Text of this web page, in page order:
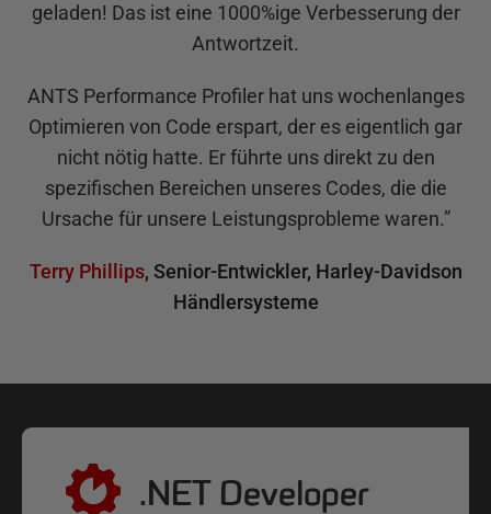
geladen! Das ist eine 1000%ige Verbesserung der
Antwortzeit.
ANTS Performance Profiler hat uns wochenlanges
Optimieren von Code erspart, der es eigentlich gar
nicht nötig hatte. Er führte uns direkt zu den
spezifischen Bereichen unseres Codes, die die
Ursache für unsere Leistungsprobleme waren.”
Terry Phillips, Senior-Entwickler, Harley-Davidson
Händlersysteme
.NET Developer